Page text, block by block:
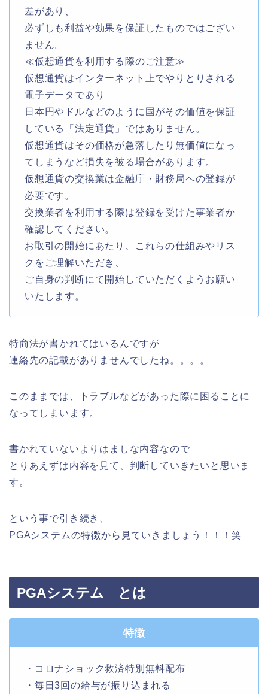
差があり、
必ずしも利益や効果を保証したものではござい
ません。
≪仮想通貨を利用する際のご注意≫
仮想通貨はインターネット上でやりとりされる
電子データであり
日本円やドルなどのように国がその価値を保証
している「法定通貨」ではありません。
仮想通貨はその価格が急落したり無価値になっ
てしまうなど損失を被る場合があります。
仮想通貨の交換業は金融庁・財務局への登録が
必要です。
交換業者を利用する際は登録を受けた事業者か
確認してください。
お取引の開始にあたり、これらの仕組みやリス
クをご理解いただき、
ご自身の判断にて開始していただくようお願い
いたします。
特商法が書かれてはいるんですが
連絡先の記載がありませんでしたね。。。。
このままでは、トラブルなどがあった際に困ることに
なってしまいます。
書かれていないよりはましな内容なので
とりあえずは内容を見て、判断していきたいと思いま
す。
という事で引き続き、
PGAシステムの特徴から見ていきましょう！！！笑
PGAシステム とは
特徴
・コロナショック救済特別無料配布
・毎日3回の給与が振り込まれる